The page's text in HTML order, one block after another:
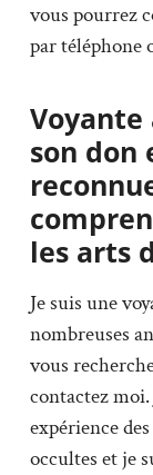
vous pourrez
par téléphone
son don
les arts
Je suis une
nombreuses
vous
contactez moi.
expérience
occultes et je